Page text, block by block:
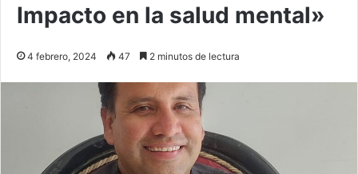
Impacto en la salud mental»
4 febrero, 2024 47 2 minutos de lectura